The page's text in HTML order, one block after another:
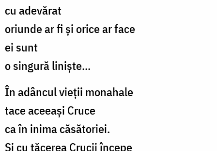
cu adevărat
oriunde ar fi și orice ar face
ei sunt
o singură liniște...
În adâncul vieții monahale
tace aceeași Cruce
ca în inima căsătoriei.
Și cu tăcerea Crucii începe